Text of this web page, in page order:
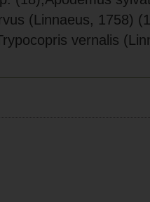
(Linnaeus, 1758)
vernalis